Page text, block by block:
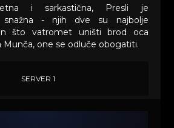
i sarkastična, Presli je
snažna - njih dve su najbolje
što vatromet uništi brod oca
Munča, one se odluče obogatiti.
SERVER 1